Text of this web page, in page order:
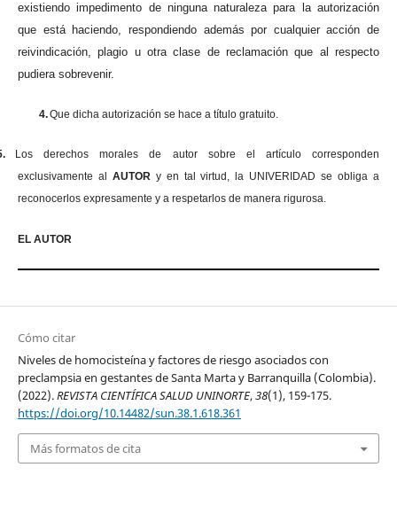
existiendo impedimento de ninguna naturaleza para la autorización
que está haciendo, respondiendo además por cualquier acción de
reivindicación, plagio u otra clase de reclamación que al respecto
pudiera sobrevenir.
4.Que dicha autorización se hace a título gratuito.
Los derechos morales de autor sobre el artículo corresponden
exclusivamente al AUTOR y en tal virtud, la UNIVERIDAD se obliga a
reconocerlos expresamente y a respetarlos de manera rigurosa.
EL AUTOR
Cómo citar
Niveles de homocisteína y factores de riesgo asociados con
preclampsia en gestantes de Santa Marta y Barranquilla (Colombia).
(2022).REVISTA CIENTÍFICA SALUD UNINORTE,38(1), 159-175.
https://doi.org/10.14482/sun.38.1.618.361
Más formatos de cita